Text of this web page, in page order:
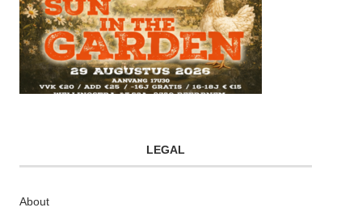
LEGAL
About